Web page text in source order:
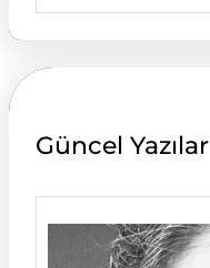
a
h
Güncel Yazılar